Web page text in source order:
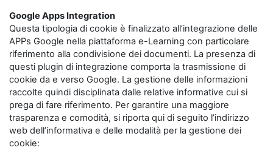
Google Apps Integration
Questa tipologia di cookie è finalizzato all’integrazione delle
APPs Google nella piattaforma e-Learning con particolare
riferimento alla condivisione dei documenti. La presenza di
questi plugin di integrazione comporta la trasmissione di
cookie da e verso Google. La gestione delle informazioni
raccolte quindi disciplinata dalle relative informative cui si
prega di fare riferimento. Per garantire una maggiore
trasparenza e comodità, si riporta qui di seguito l’indirizzo
web dell’informativa e delle modalità per la gestione dei
cookie: